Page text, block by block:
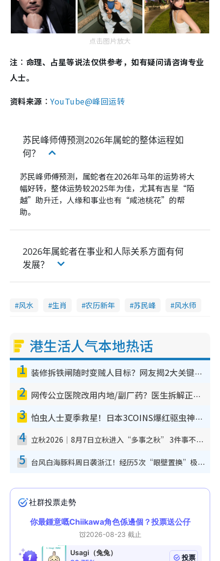
点击图片放大
注︰命理、占星等说法仅供参考，如有疑问请咨询专业
人士。
资料来源︰YouTube@峰回运转
苏民峰师傅预测2026年属蛇的整体运程如
何？
苏民峰师傅预测，属蛇者在2026年马年的运势将大
幅好转，整体运势较2025年为佳，尤其有吉星“陌
越”助升迁，人缘和事业也有“咸池桃花”的帮
助。
2026年属蛇者在事业和人际关系方面有何
发展？
风水 生肖 农历新年 苏民峰 风水师
港生活人气本地热话
1 装修拆铁闸随时变贼人目标？网友揭2大关键用途：装新款等于白装？附新旧铁闸分别
2 网传公立医院改用内地/副厂药？医生拆解正副厂分别，揭4类人换药随时出事
3 怕虫人士夏季救星！日本3COINS爆红驱虫神器$45起 1招“全程免触碰”轻松搞定小强
4 立秋2026｜8月7日立秋进入“多事之秋” 3件事不可做！专家教6招开运 清杂物／钱包纳气接好运
5 台风白海豚料周日袭浙江！经历5次“眼壁置换”极罕见 成登陆内地最长途台风